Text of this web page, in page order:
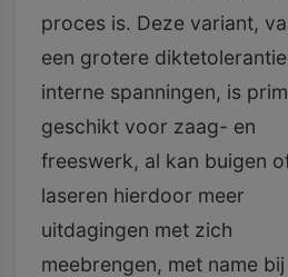
proces is. Deze variant,
een grotere
interne spanningen, is
geschikt voor zaag- en
freeswerk, al kan buigen
laseren hierdoor meer
uitdagingen met zich
meebrengen, met name bij